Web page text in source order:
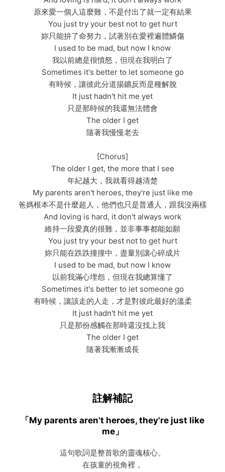
原來愛一個人這麼難，不是付出了就一定有結果
You just try your best not to get hurt
妳只能拚了命努力，試著別在愛裡遍體鱗傷
I used to be mad, but now I know
我以前總是很憤怒，但現在我明白了
Sometimes it's better to let someone go
有時候，讓彼此分道揚鑣反而是種解脫
It just hadn't hit me yet
只是那時候的我還無法體會
The older I get
隨著我慢慢老去
[Chorus]
The older I get, the more that I see
年紀越大，我就看得越清楚
My parents aren't heroes, they're just like me
爸媽根本不是什麼超人，他們也只是普通人，跟我沒兩樣
And loving is hard, it don't always work
維持一段愛真的很難，並非事事都能如願
You just try your best not to get hurt
妳只能在跌跌撞撞中，盡量別讓心碎成片
I used to be mad, but now I know
以前我滿心埋怨，但現在我總算懂了
Sometimes it's better to let someone go
有時候，讓該走的人走，才是對彼此最好的溫柔
It just hadn't hit me yet
只是那份感觸在那時還沒找上我
The older I get
隨著我漸漸成長
註解補記
「My parents aren't heroes, they're just like
me」
這句歌詞是整首歌的靈魂核心。
在孩童的視角裡，